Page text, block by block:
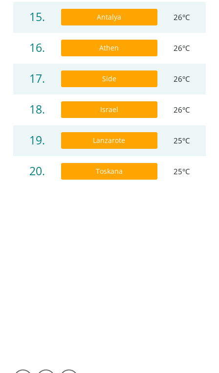
15. Antalya 26°C
16. Athen 26°C
17. Side 26°C
18. Israel 26°C
19. Lanzarote 25°C
20. Toskana 25°C